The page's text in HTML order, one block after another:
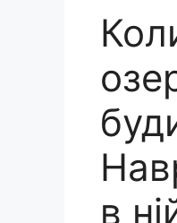
в